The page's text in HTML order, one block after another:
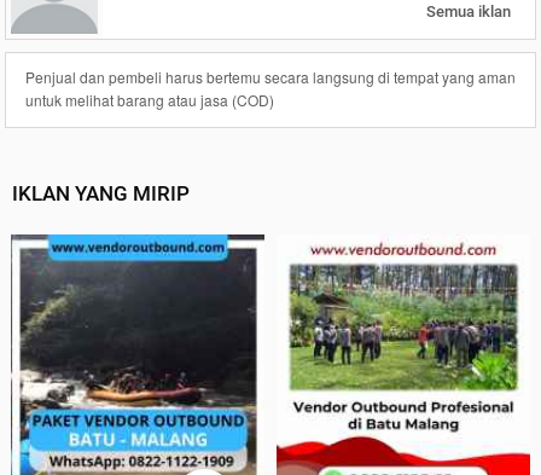
Semua iklan
Penjual dan pembeli harus bertemu secara langsung di tempat yang aman
untuk melihat barang atau jasa (COD)
IKLAN YANG MIRIP